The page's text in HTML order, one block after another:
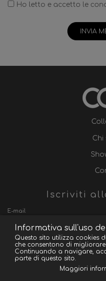
Ho letto e accetto le
INVIA
Chi
Iscriviti
Convertible
Informativa sull'uso
Questo sito utilizza cookies
che consentono di
Continuando a navigare,
parte di questo sito.
Maggiori